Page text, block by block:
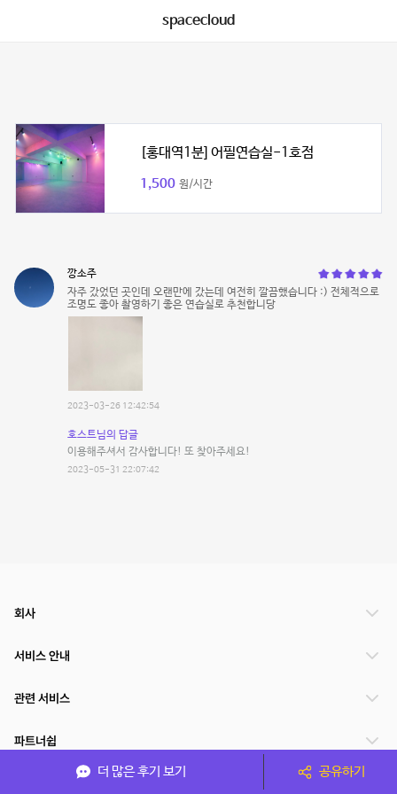
spacecloud
[홍대역1분] 어필연습실-1호점
1,500 원/시간
깡소주
자주 갔었던 곳인데 오랜만에 갔는데 여전히 깔끔했습니다 :) 전체적으로
조명도 좋아 촬영하기 좋은 연습실로 추천합니당
2023-03-26 12:42:54
호스트님의 답글
이용해주셔서 감사합니다! 또 찾아주세요!
2023-05-31 22:07:42
더 많은 후기 보기 공유하기
회사
서비스 안내
관련 서비스
파트너쉽
서비스 제공 국가